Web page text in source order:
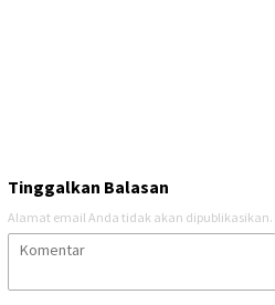
Tinggalkan Balasan
Alamat email Anda tidak akan dipublikasikan.